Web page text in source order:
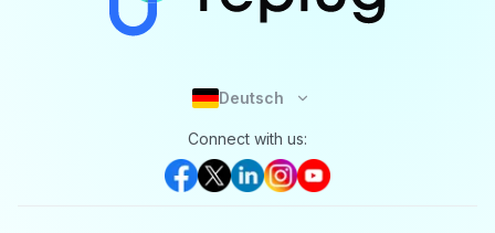
Deutsch
Connect with us: